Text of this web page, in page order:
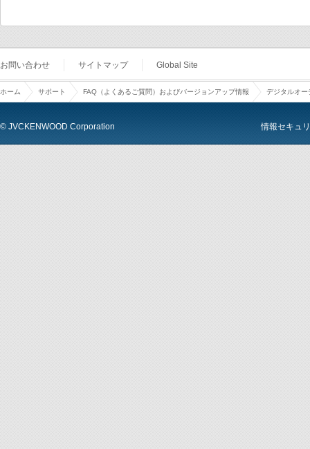
お問い合わせ サイトマップ Global Site
ホーム サポート FAQ（よくあるご質問）およびバージョンアップ情報 デジタルオ
© JVCKENWOOD Corporation 情報セキュ